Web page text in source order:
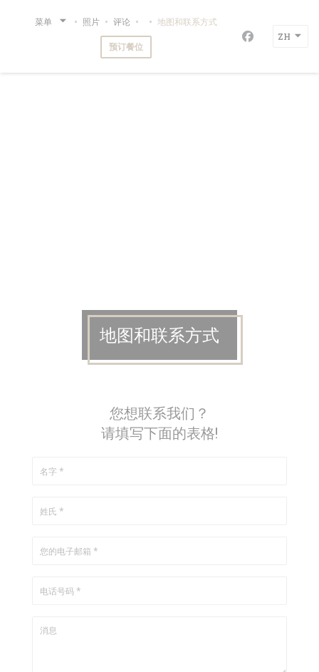
restaurant de la mer BA-QUA-NA
菜单 照片 评论
((在新窗口中打开))
地图和联系方式
预订餐位 Facebook ((
ZH
地图和联系方式
您想联系我们？
请填写下面的表格!